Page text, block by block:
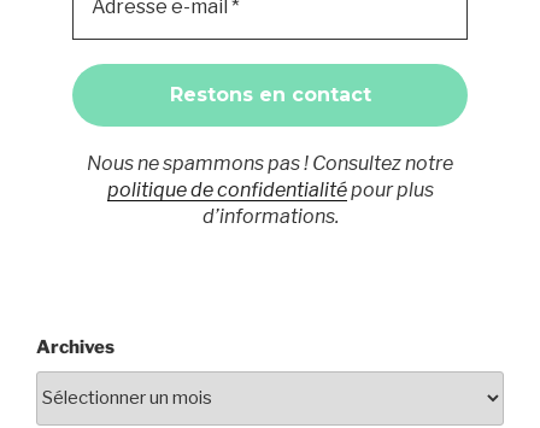
Nous ne spammons pas ! Consultez notre
politique de confidentialitépour plus
d’informations.
Archives